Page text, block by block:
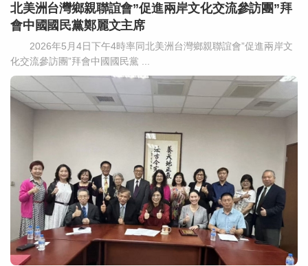
北美洲台灣鄉親聯誼會”促進兩岸文化交流參訪團”拜
會中國國民黨鄭麗文主席
2026年5月4日下午4時率同北美洲台灣鄉親聯誼會”促進兩岸文
化交流參訪團”拜會中國國民黨 ...